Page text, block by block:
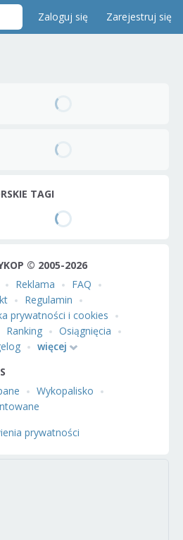
Zaloguj się Zarejestruj się
TAGI
© 2005-2026
Reklama
FAQ
Regulamin
prywatności i cookies
Ranking
Osiągnięcia
więcej
Wykopalisko
prywatności